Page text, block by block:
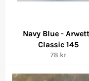
Navy Blue -
Classic 145
Vanlig
78 kr